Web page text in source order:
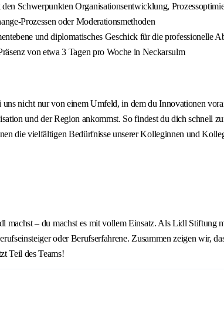
Schwerpunkten Organisationsentwicklung,
Prozessen oder Moderationsmethoden
und diplomatisches Geschick für die professionelle
von etwa 3 Tagen pro Woche in Neckarsulm
nicht nur von einem Umfeld, in dem du Innovationen
und der Region ankommst. So findest du dich
die vielfältigen Bedürfnisse unserer Kolleginnen und
– du machst es mit vollem Einsatz. Als Lidl Stiftung
oder Berufserfahrene. Zusammen zeigen wir,
Teil des Teams!